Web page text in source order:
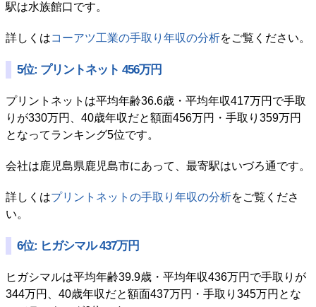
駅は水族館口です。
詳しくはコーアツ工業の手取り年収の分析をご覧ください。
5位: プリントネット 456万円
プリントネットは平均年齢36.6歳・平均年収417万円で手取
りが330万円、40歳年収だと額面456万円・手取り359万円
となってランキング5位です。
会社は鹿児島県鹿児島市にあって、最寄駅はいづろ通です。
詳しくはプリントネットの手取り年収の分析をご覧くださ
い。
6位: ヒガシマル 437万円
ヒガシマルは平均年齢39.9歳・平均年収436万円で手取りが
344万円、40歳年収だと額面437万円・手取り345万円とな